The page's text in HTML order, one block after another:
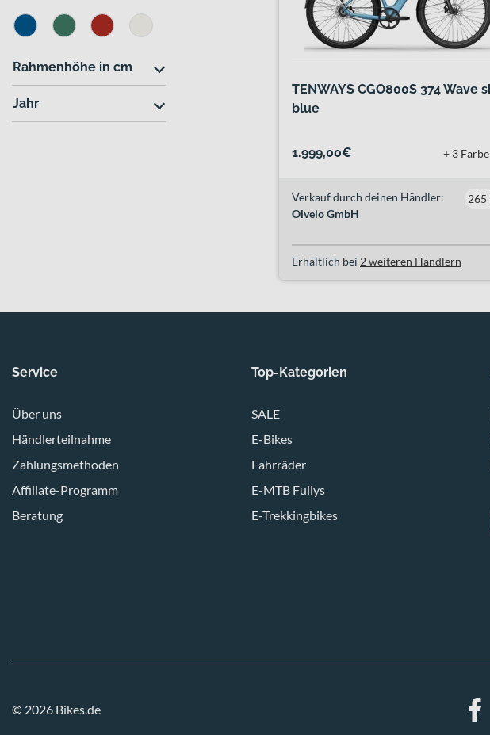
Rahmenhöhe in cm
Jahr
TENWAYS CGO800S 374 Wave
blue
1.999,00€ + 3
Verkauf durch deinen Händler:
Olvelo GmbH
265
Erhältlich bei 2 weiteren Händlern
Service
Über uns
Händlerteilnahme
Zahlungsmethoden
Affiliate-Programm
Beratung
Top-Kategorien
SALE
E-Bikes
Fahrräder
E-MTB Fullys
E-Trekkingbikes
© 2026 Bikes.de